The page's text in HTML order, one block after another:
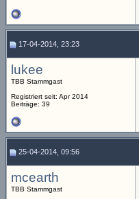
17-04-2014, 23:23
lukee
TBB Stammgast
Registriert seit: Apr 2014
Beiträge: 39
25-04-2014, 09:56
mcearth
TBB Stammgast